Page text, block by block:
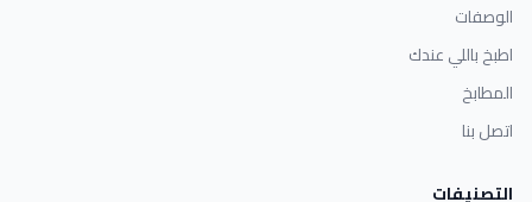
الوصفات
اطبخ باللي عندك
المطابخ
اتصل بنا
التصنيفات